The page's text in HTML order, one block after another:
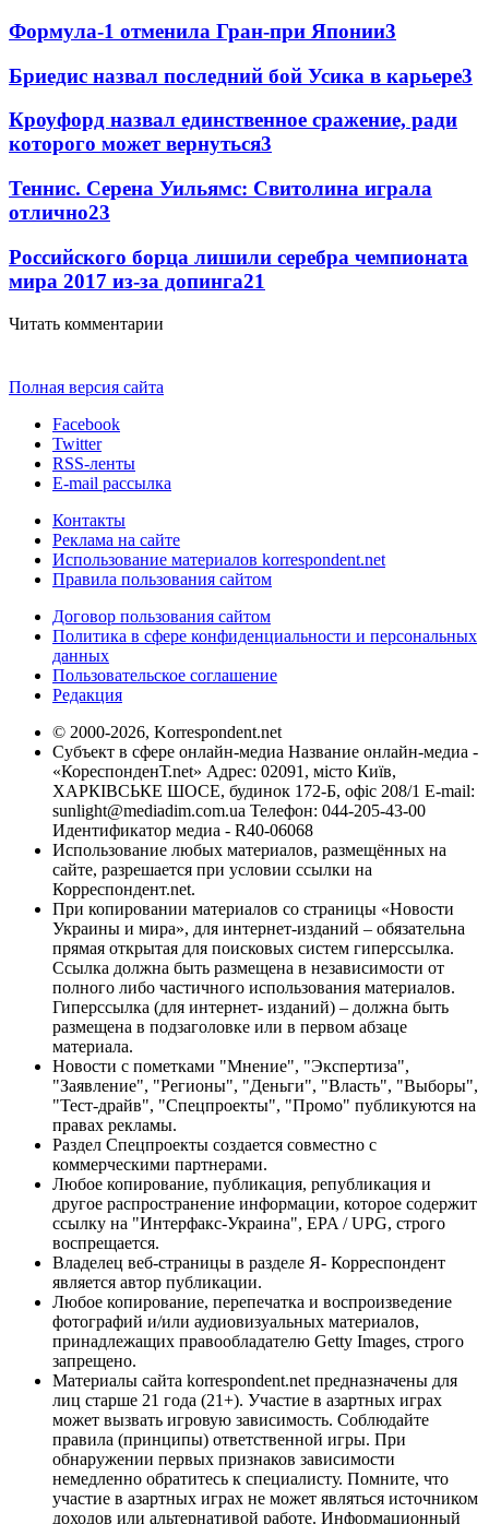
Формула-1 отменила Гран-при Японии3
Бриедис назвал последний бой Усика в карьере3
Кроуфорд назвал единственное сражение, ради
которого может вернуться3
Теннис. Серена Уильямс: Свитолина играла
отлично23
Российского борца лишили серебра чемпионата
мира 2017 из-за допинга21
Читать комментарии
Полная версия сайта
Facebook
Twitter
RSS-ленты
E-mail рассылка
Контакты
Реклама на сайте
Использование материалов korrespondent.net
Правила пользования сайтом
Договор пользования сайтом
Политика в сфере конфиденциальности и персональных
данных
Пользовательское соглашение
Редакция
© 2000-2026, Korrespondent.net
Субъект в сфере онлайн-медиа Название онлайн-медиа -
«КореспонденТ.net» Адрес: 02091, місто Київ,
ХАРКІВСЬКЕ ШОСЕ, будинок 172-Б, офіс 208/1 E-mail:
sunlight@mediadim.com.ua Телефон: 044-205-43-00
Идентификатор медиа - R40-06068
Использование любых материалов, размещённых на
сайте, разрешается при условии ссылки на
Корреспондент.net.
При копировании материалов со страницы «Новости
Украины и мира», для интернет-изданий – обязательна
прямая открытая для поисковых систем гиперссылка.
Ссылка должна быть размещена в независимости от
полного либо частичного использования материалов.
Гиперссылка (для интернет- изданий) – должна быть
размещена в подзаголовке или в первом абзаце
материала.
Новости с пометками "Мнение", "Экспертиза",
"Заявление", "Регионы", "Деньги", "Власть", "Выборы",
"Тест-драйв", "Спецпроекты", "Промо" публикуются на
правах рекламы.
Раздел Спецпроекты создается совместно с
коммерческими партнерами.
Любое копирование, публикация, републикация и
другое распространение информации, которое содержит
ссылку на "Интерфакс-Украина", EPA / UPG, строго
воспрещается.
Владелец веб-страницы в разделе Я- Корреспондент
является автор публикации.
Любое копирование, перепечатка и воспроизведение
фотографий и/или аудиовизуальных материалов,
принадлежащих правообладателю Getty Images, строго
запрещено.
Материалы сайта korrespondent.net предназначены для
лиц старше 21 года (21+). Участие в азартных играх
может вызвать игровую зависимость. Соблюдайте
правила (принципы) ответственной игры. При
обнаружении первых признаков зависимости
немедленно обратитесь к специалисту. Помните, что
участие в азартных играх не может являться источником
доходов или альтернативой работе. Информационный